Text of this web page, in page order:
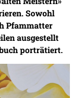
Sowohl
Pfammatter
ausgestellt
porträtiert.